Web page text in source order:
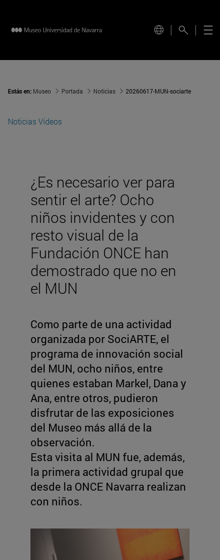
Estás en: Museo Portada Noticias 20260617-MUN-sociarte
Noticias Vídeos
¿Es necesario ver para
sentir el arte? Ocho
niños invidentes y con
resto visual de la
Fundación ONCE han
demostrado que no en
el MUN
Como parte de una actividad
organizada por SociARTE, el
programa de innovación social
del MUN, ocho niños, entre
quienes estaban Markel, Dana y
Ana, entre otros, pudieron
disfrutar de las exposiciones
del Museo más allá de la
observación.
Esta visita al MUN fue, además,
la primera actividad grupal que
desde la ONCE Navarra realizan
con niños.